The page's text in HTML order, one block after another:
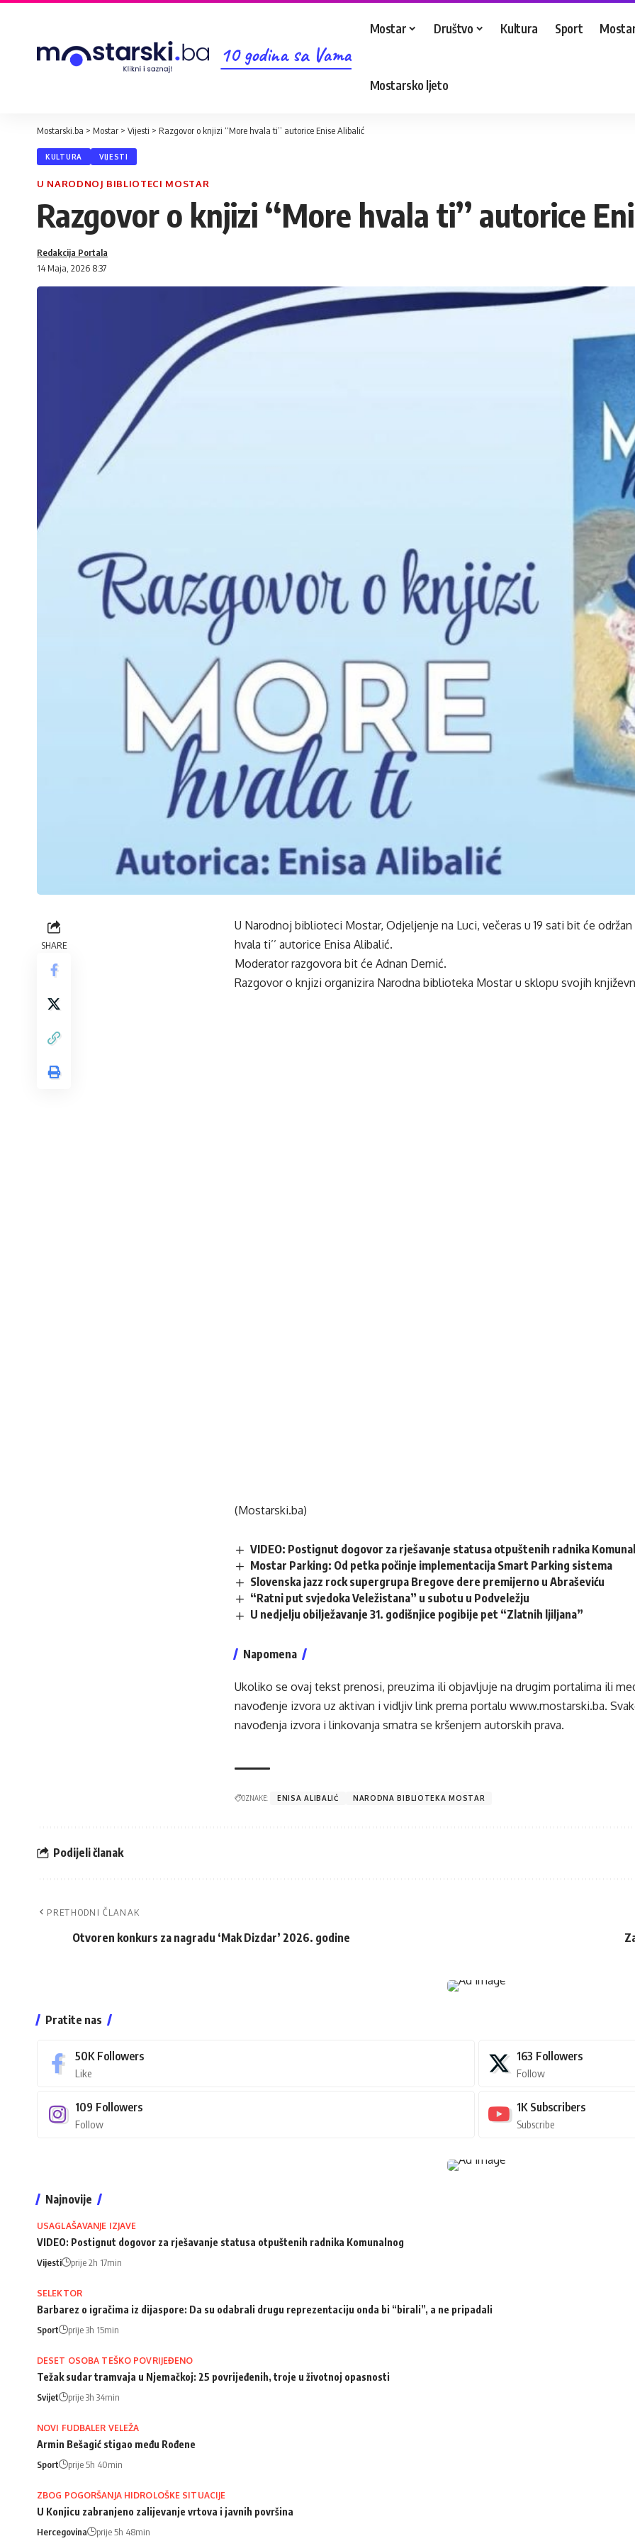
10 godina sa Vama
Mostar Društvo Kultura Sport
Mostarsko ljeto
Mostarski.ba > Mostar > Vijesti > Razgovor o knjizi ‘‘More hvala ti’’ autorice Enise Alibalić
KULTURA VIJESTI
U NARODNOJ BIBLIOTECI MOSTAR
Razgovor o knjizi ‘‘More hvala ti’’ autorice
14 Maja, 2026 8:37
Redakcija Portala
SHARE
U Narodnoj biblioteci Mostar, Odjeljenje na Luci, večeras u 19 sati bit će održan
hvala ti’’ autorice Enisa Alibalić.
Moderator razgovora bit će Adnan Demić.
Razgovor o knjizi organizira Narodna biblioteka Mostar u sklopu svojih
(Mostarski.ba)
VIDEO: Postignut dogovor za rješavanje statusa otpuštenih radnika
Mostar Parking: Od petka počinje implementacija Smart Parking sistema
Slovenska jazz rock supergrupa Bregove dere premijerno u Abraševiću
“Ratni put svjedoka Veležistana” u subotu u Podveležju
U nedjelju obilježavanje 31. godišnjice pogibije pet “Zlatnih ljiljana”
Napomena
Ukoliko se ovaj tekst prenosi, preuzima ili objavljuje na drugim portalima ili
navođenje izvora uz aktivan i vidljiv link prema portalu www.mostarski.ba.
navođenja izvora i linkovanja smatra se kršenjem autorskih prava.
OZNAKE: ENISA ALIBALIĆ NARODNA BIBLIOTEKA MOSTAR
Podijeli članak
PRETHODNI ČLANAK
Otvoren konkurs za nagradu ‘Mak Dizdar’ 2026. godine
Pratite nas
50K Followers
Like
163 Followers
Follow
109 Followers
Follow
1K Subscribers
Subscribe
Najnovije
USAGLAŠAVANJE IZJAVE
VIDEO: Postignut dogovor za rješavanje statusa otpuštenih radnika Komunalnog
Vijesti prije 2h 17min
SELEKTOR
Barbarez o igračima iz dijaspore: Da su odabrali drugu reprezentaciju onda bi “birali”, a ne pripadali
Sport prije 3h 15min
DESET OSOBA TEŠKO POVRIJEĐENO
Težak sudar tramvaja u Njemačkoj: 25 povrijeđenih, troje u životnoj opasnosti
Svijet prije 3h 34min
NOVI FUDBALER VELEŽA
Armin Bešagić stigao među Rođene
Sport prije 5h 40min
ZBOG POGORŠANJA HIDROLOŠKE SITUACIJE
U Konjicu zabranjeno zalijevanje vrtova i javnih površina
Hercegovina prije 5h 48min